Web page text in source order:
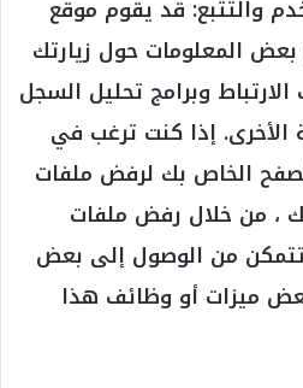
والتتبع: قد يقوم موقع
بعض المعلومات حول زيارتك
وبرامج تحليل السجل
الأخرى. إذا كنت ترغب في
الخاص بك لرفض ملفات
، من خلال رفض ملفات
تتمكن من الوصول إلى بعض
ميزات أو وظائف هذا